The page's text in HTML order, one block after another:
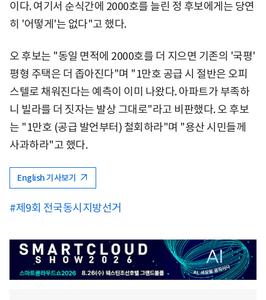
이다. 여기서 순식간에 2000호를 늘린 정 후보에게는 당연
히 '어떻게'는 없다"고 했다.
오 후보는 "동일 면적에 2000호를 더 지으면 기존의 '국평'
평형 주택은 더 좁아진다"며 "1만호 공급 시 절반은 오피
스텔로 채워진다는 예측이 이미 나왔다. 아파트가 부족하
니 빌라를 더 짓자는 발상 그대로"라고 비판했다. 오 후보
는 "1만호 (공급 발언부터) 철회하라"며 "용산 시민들께
사과하라"고 했다.
English 기사보기
#제9회 전국동시지방선거